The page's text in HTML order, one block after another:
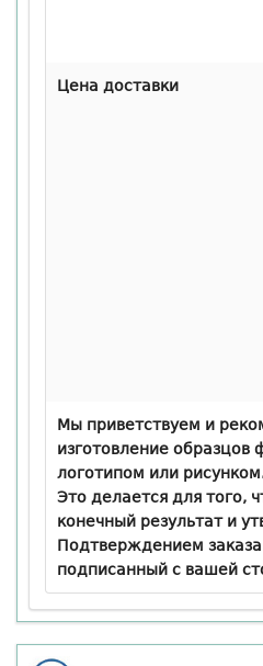
Цена доставки
Мы приветствуем и
изготовление
логотипом или
Это делается для того,
конечный результат и
Подтверждением заказа
подписанный с вашей